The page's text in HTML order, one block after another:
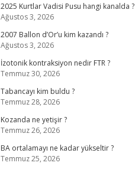
2025 Kurtlar Vadisi Pusu hangi kanalda ?
Ağustos 3, 2026
2007 Ballon d’Or’u kim kazandı ?
Ağustos 3, 2026
İzotonik kontraksiyon nedir FTR ?
Temmuz 30, 2026
Tabancayı kim buldu ?
Temmuz 28, 2026
Kozanda ne yetişir ?
Temmuz 26, 2026
BA ortalamayı ne kadar yükseltir ?
Temmuz 25, 2026